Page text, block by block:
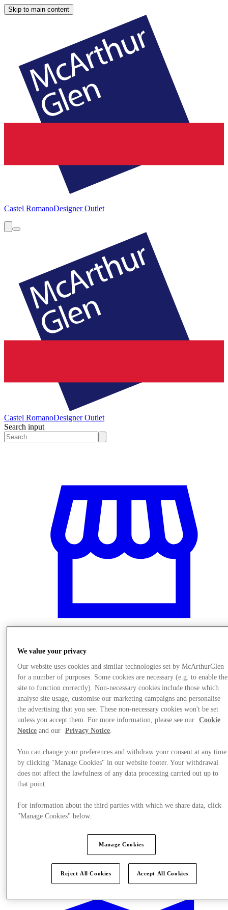
Skip to main content
Castel RomanoDesigner Outlet
Castel RomanoDesigner Outlet
Search input
Mağaza
Sunmaktadır
We value your privacy
Our website uses cookies and similar technologies set by McArthurGlen
for a number of purposes. Some cookies are necessary (e.g. to enable the
site to function correctly). Non-necessary cookies include those which
analyse site usage, customise our marketing campaigns and personalise
the advertising that you see. These non-necessary cookies won't be set
unless you accept them. For more information, please see our
Cookie
Notice and our Privacy Notice
You can change your preferences and withdraw your consent at any time
by clicking "Manage Cookies" in our website footer. Your withdrawal
does not affect the lawfulness of any data processing carried out up to
that point.
For information about the third parties with which we share data, click
"Manage Cookies" below.
Manage Cookies
Reject All Cookies Accept All Cookies